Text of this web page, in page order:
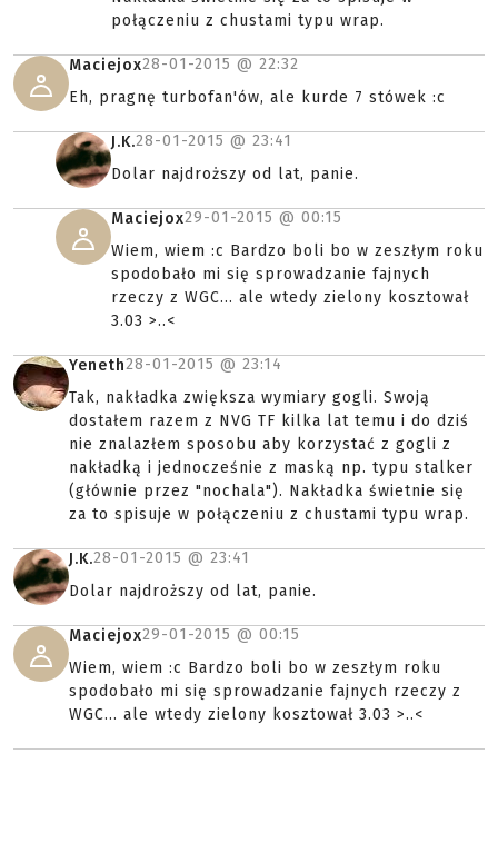
połączeniu z chustami typu wrap.
Maciejox28-01-2015 @ 22:32
Eh, pragnę turbofan'ów, ale kurde 7 stówek :c
J.K.28-01-2015 @ 23:41
Dolar najdroższy od lat, panie.
Maciejox29-01-2015 @ 00:15
Wiem, wiem :c Bardzo boli bo w zeszłym roku
spodobało mi się sprowadzanie fajnych
rzeczy z WGC... ale wtedy zielony kosztował
3.03 >..<
Yeneth28-01-2015 @ 23:14
Tak, nakładka zwiększa wymiary gogli. Swoją
dostałem razem z NVG TF kilka lat temu i do dziś
nie znalazłem sposobu aby korzystać z gogli z
nakładką i jednocześnie z maską np. typu stalker
(głównie przez "nochala"). Nakładka świetnie się
za to spisuje w połączeniu z chustami typu wrap.
J.K.28-01-2015 @ 23:41
Dolar najdroższy od lat, panie.
Maciejox29-01-2015 @ 00:15
Wiem, wiem :c Bardzo boli bo w zeszłym roku
spodobało mi się sprowadzanie fajnych rzeczy z
WGC... ale wtedy zielony kosztował 3.03 >..<